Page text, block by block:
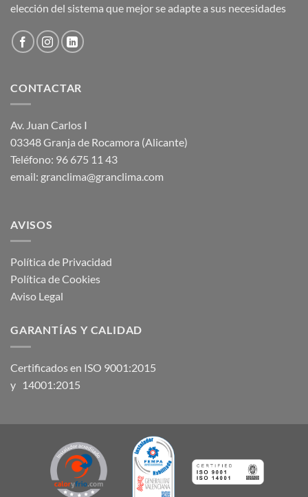
elección del sistema que mejor se adapte a sus necesidades
CONTACTAR
Av. Juan Carlos I
03348 Granja de Rocamora (Alicante)
Teléfono: 96 675 11 43
email: granclima@granclima.com
AVISOS
Política de Privacidad
Política de Cookies
Aviso Legal
GARANTÍAS Y CALIDAD
Certificados en ISO 9001:2015
y 14001:2015